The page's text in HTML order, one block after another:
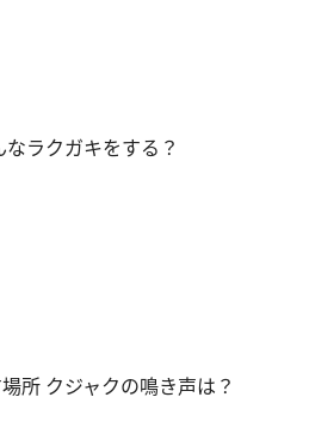
なラクガキをする？
所 クジャクの鳴き声は？